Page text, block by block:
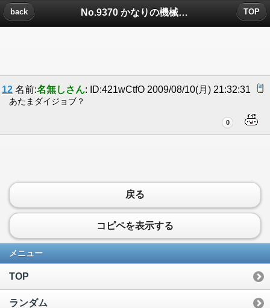
No.9370 かなりの機械オンチのおとんが最近...についたコメント
back TOP
12 名前:名無しさん: ID:421wCtfO 2009/08/10(月) 21:32:31
あたまダイジョブ？
0
戻る
コピペを表示する
メニュー
TOP
ランダム